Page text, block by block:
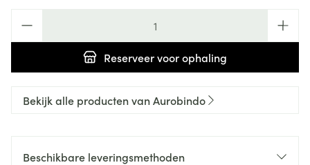
Reserveervoor ophaling
Bekijk alle producten van Aurobindo
Beschikbare leveringsmethoden